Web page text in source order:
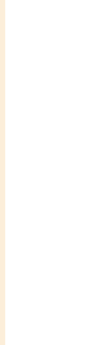
をシェア
をシェア